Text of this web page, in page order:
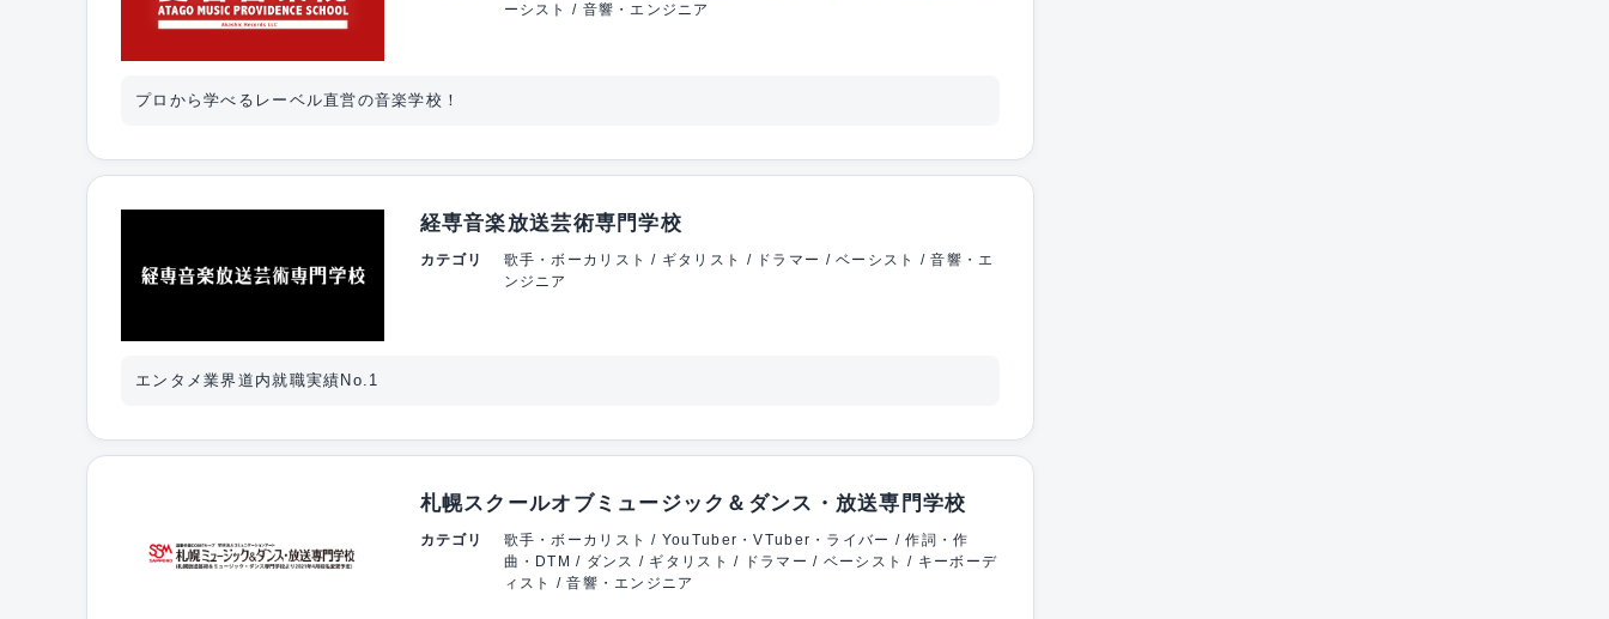
ーシスト / 音響・エンジニア
プロから学べるレーベル直営の音楽学校！
経専音楽放送芸術専門学校
カテゴリ
歌手・ボーカリスト / ギタリスト / ドラマー / ベーシスト / 音響・エ
ンジニア
エンタメ業界道内就職実績No.1
札幌スクールオブミュージック＆ダンス・放送専門学校
カテゴリ
歌手・ボーカリスト / YouTuber・VTuber・ライバー / 作詞・作
曲・DTM / ダンス / ギタリスト / ドラマー / ベーシスト / キーボーデ
ィスト / 音響・エンジニア